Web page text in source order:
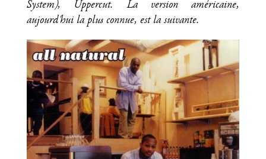
System), Uppercut. La version américaine,
aujourd'hui la plus connue, est la suivante.